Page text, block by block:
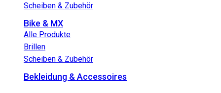
Scheiben & Zubehör
Bike & MX
Alle Produkte
Brillen
Scheiben & Zubehör
Bekleidung & Accessoires